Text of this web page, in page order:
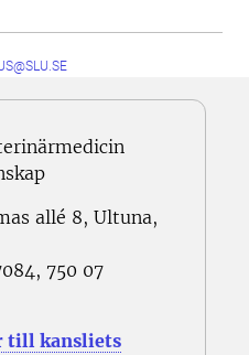
allé 8, Ultuna,
750 07
till kansliets